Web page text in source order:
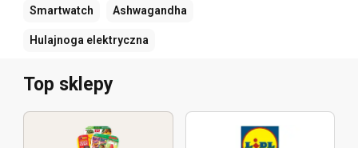
Smartwatch Ashwagandha
Hulajnoga elektryczna
Top sklepy